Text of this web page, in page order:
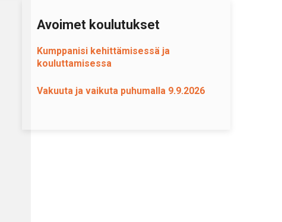
Avoimet koulutukset
Kumppanisi kehittämisessä ja
kouluttamisessa
Vakuuta ja vaikuta puhumalla 9.9.2026